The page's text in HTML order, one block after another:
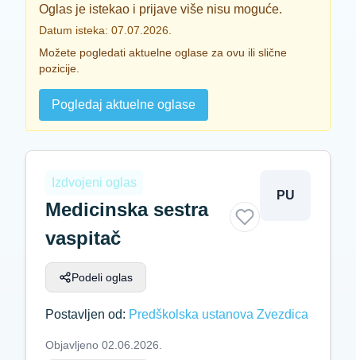
Oglas je istekao i prijave više nisu moguće.
Datum isteka: 07.07.2026.
Možete pogledati aktuelne oglase za ovu ili slične
pozicije.
Pogledaj aktuelne oglase
Izdvojeni oglas
Medicinska sestra
vaspitač
Podeli oglas
PU
Postavljen od: Predškolska ustanova Zvezdica
Objavljeno 02.06.2026.